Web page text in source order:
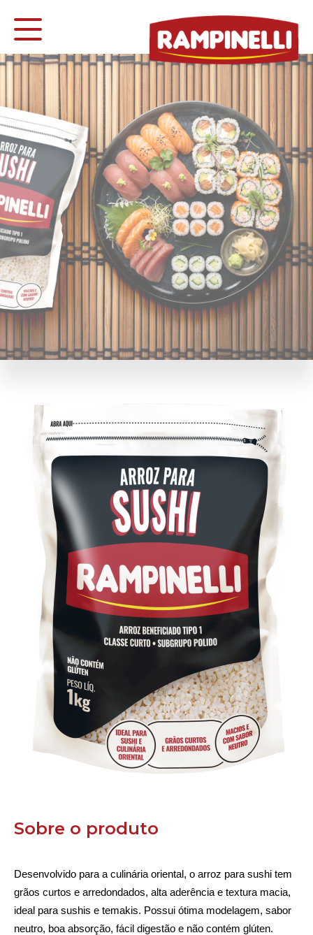
Sobre o produto
Desenvolvido para a culinária oriental, o arroz para sushi tem
grãos curtos e arredondados, alta aderência e textura macia,
ideal para sushis e temakis. Possui ótima modelagem, sabor
neutro, boa absorção, fácil digestão e não contém glúten.